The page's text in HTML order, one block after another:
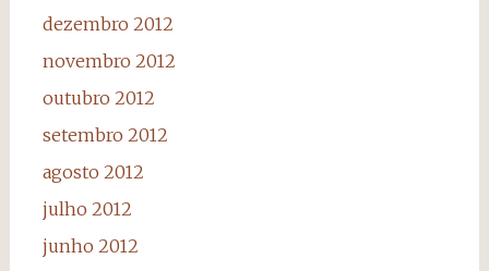
dezembro 2012
novembro 2012
outubro 2012
setembro 2012
agosto 2012
julho 2012
junho 2012